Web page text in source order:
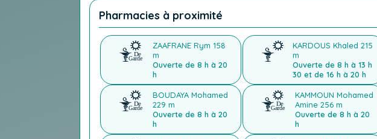
Pharmacies à proximité
ZAAFRANE Rym 158
m
Ouverte de 8 h à 20
h
KARDOUS Khaled215
m
Ouverte de 8 h à 13 h
30 et de 16 h à 20 h
BOUDAYA Mohamed
229 m
Ouverte de 8 h à 20
h
KAMMOUN Mohamed
Amine256 m
Ouverte de 8 h à 20
h